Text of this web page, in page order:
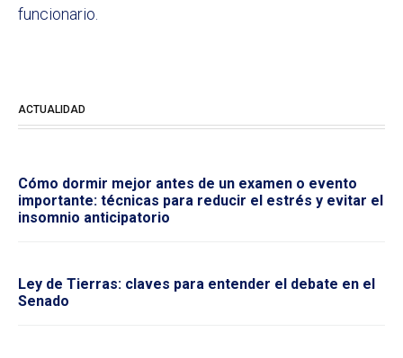
funcionario.
ACTUALIDAD
Cómo dormir mejor antes de un examen o evento
importante: técnicas para reducir el estrés y evitar el
insomnio anticipatorio
Ley de Tierras: claves para entender el debate en el
Senado